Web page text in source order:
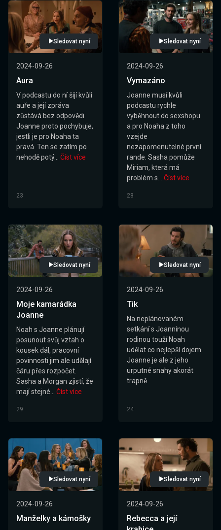
Sledovat nyní
2024-09-26
Aura
V podcastu do ní šijí kvůli
auře a její zpráva
zůstává bez odpovědi.
Joanne proto pochybuje,
jestli je pro Noaha ta
pravá. Ten se zatím po
nehodě potý...
Číst více
23
Sledovat nyní
2024-09-26
Vymazáno
Joanne musí kvůli
podcastu rychle
vyběhnout do sexshopu
a pro Noaha z toho
vzejde
nezapomenutelné první
rande. Sasha pomůže
Miriam, která má
problém s...
Číst více
28
Sledovat nyní
2024-09-26
Moje kamarádka
Joanne
Noah s Joanne plánují
posunout svůj vztah o
kousek dál, pracovní
povinnosti jim ale udělají
čáru přes rozpočet.
Sasha a Morgan zjistí, že
mají stejné... Číst více
29
Sledovat nyní
2024-09-26
Tik
Na neplánovaném
setkání s Joanninou
rodinou touží Noah
udělat co nejlepší dojem.
Joanne je ale z jeho
urputné snahy akorát
trapně.
24
Sledovat nyní
2024-09-26
Manželky a kámošky
Sledovat nyní
2024-09-26
Rebecca a její